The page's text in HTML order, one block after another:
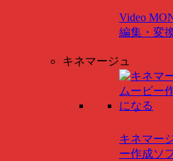
Video
編集・変
キネマージュ
キネマー
ー作成ソ